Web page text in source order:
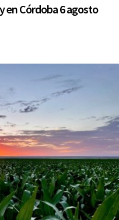
en Córdoba 6 agosto